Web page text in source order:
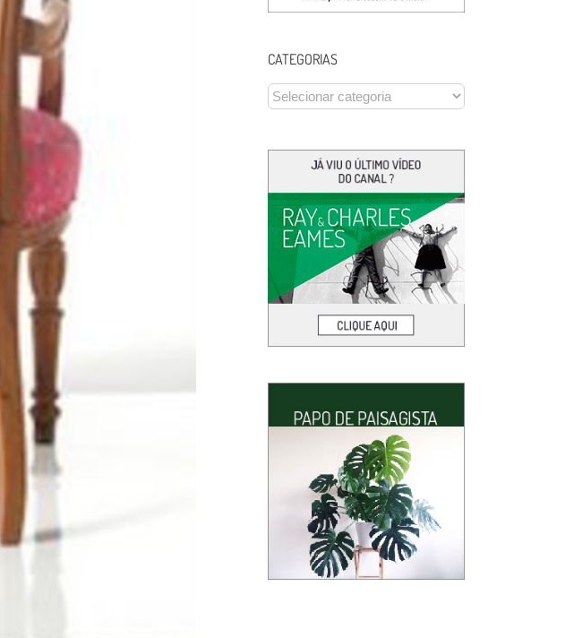
CATEGORIAS
CATEGORIAS